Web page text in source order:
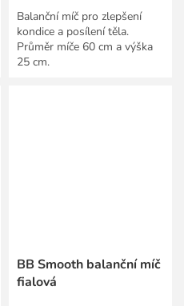
Balanční míč pro zlepšení
kondice a posílení těla.
Průměr míče 60 cm a výška
25 cm.
BB Smooth balanční míč
fialová